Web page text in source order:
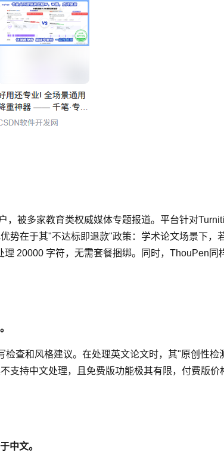
被多家教育类权威媒体专题报道。平台针对
在于其"不达标即退款"政策：学术论文场景下，
20000 字符，无需套餐捆绑。同时，ThouPen
查和风格建议。在处理英文论文时，其"原创性
支持中文处理，且免费版功能极其有限，付费版
中文。